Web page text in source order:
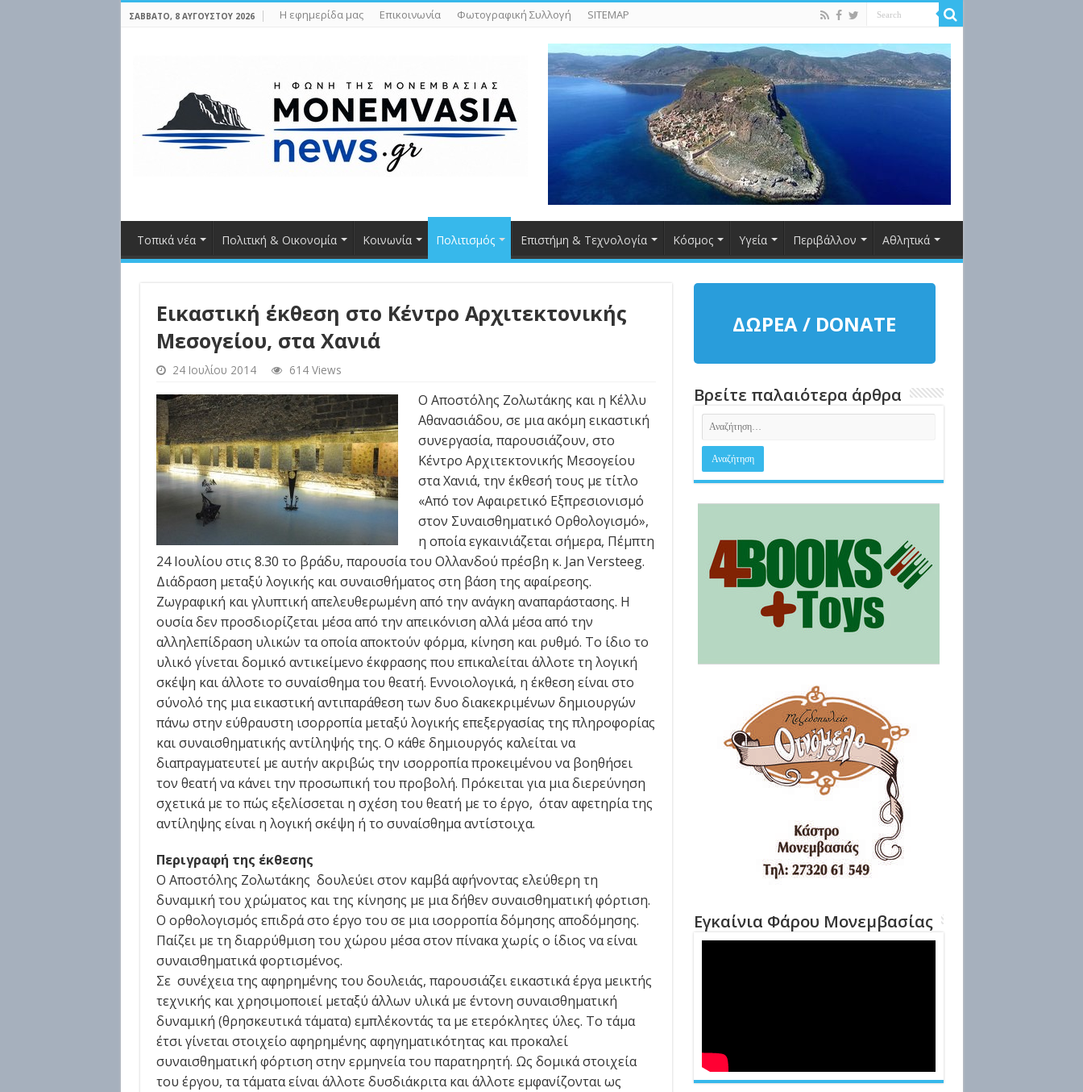
ΣΆΒΒΑΤΟ, 8 ΑΥΓΟΎΣΤΟΥ 2026 Η εφημερίδα μας Επικοινωνία Φωτογραφική Συλλογή SITEMAP
Τοπικά νέα Πολιτική & Οικονομία Κοινωνία Πολιτισμός Επιστήμη & Τεχνολογία Κόσμος Υγεία Περιβάλλον Αθλητικά
Εικαστική έκθεση στο Κέντρο Αρχιτεκτονικής
Μεσογείου, στα Χανιά
24 Ιουλίου 2014 614 Views
Ο Αποστόλης Ζολωτάκης και η Κέλλυ
Αθανασιάδου, σε μια ακόμη εικαστική
συνεργασία, παρουσιάζουν, στο
Κέντρο Αρχιτεκτονικής Μεσογείου
στα Χανιά, την έκθεσή τους με τίτλο
«Από τον Αφαιρετικό Εξπρεσιονισμό
στον Συναισθηματικό Ορθολογισμό»,
η οποία εγκαινιάζεται σήμερα, Πέμπτη
24 Ιουλίου στις 8.30 το βράδυ, παρουσία του Ολλανδού πρέσβη κ. Jan Versteeg.
Διάδραση μεταξύ λογικής και συναισθήματος στη βάση της αφαίρεσης.
Ζωγραφική και γλυπτική απελευθερωμένη από την ανάγκη αναπαράστασης. Η
ουσία δεν προσδιορίζεται μέσα από την απεικόνιση αλλά μέσα από την
αλληλεπίδραση υλικών τα οποία αποκτούν φόρμα, κίνηση και ρυθμό. Το ίδιο το
υλικό γίνεται δομικό αντικείμενο έκφρασης που επικαλείται άλλοτε τη λογική
σκέψη και άλλοτε το συναίσθημα του θεατή. Εννοιολογικά, η έκθεση είναι στο
σύνολό της μια εικαστική αντιπαράθεση των δυο διακεκριμένων δημιουργών
πάνω στην εύθραυστη ισορροπία μεταξύ λογικής επεξεργασίας της πληροφορίας
και συναισθηματικής αντίληψής της. Ο κάθε δημιουργός καλείται να
διαπραγματευτεί με αυτήν ακριβώς την ισορροπία προκειμένου να βοηθήσει
τον θεατή να κάνει την προσωπική του προβολή. Πρόκειται για μια διερεύνηση
σχετικά με το πώς εξελίσσεται η σχέση του θεατή με το έργο, όταν αφετηρία της
αντίληψης είναι η λογική σκέψη ή το συναίσθημα αντίστοιχα.
Περιγραφή της έκθεσης
Ο Αποστόλης Ζολωτάκης δουλεύει στον καμβά αφήνοντας ελεύθερη τη
δυναμική του χρώματος και της κίνησης με μια δήθεν συναισθηματική φόρτιση.
Ο ορθολογισμός επιδρά στο έργο του σε μια ισορροπία δόμησης αποδόμησης.
Παίζει με τη διαρρύθμιση του χώρου μέσα στον πίνακα χωρίς ο ίδιος να είναι
συναισθηματικά φορτισμένος.
Σε συνέχεια της αφηρημένης του δουλειάς, παρουσιάζει εικαστικά έργα μεικτής
τεχνικής και χρησιμοποιεί μεταξύ άλλων υλικά με έντονη συναισθηματική
δυναμική (θρησκευτικά τάματα) εμπλέκοντάς τα με ετερόκλητες ύλες. Το τάμα
έτσι γίνεται στοιχείο αφηρημένης αφηγηματικότητας και προκαλεί
συναισθηματική φόρτιση στην ερμηνεία του παρατηρητή. Ως δομικά στοιχεία
του έργου, τα τάματα είναι άλλοτε δυσδιάκριτα και άλλοτε εμφανίζονται ως
ΔΩΡΕΑ / DONATE
Βρείτε παλαιότερα άρθρα
Εγκαίνια Φάρου Μονεμβασίας